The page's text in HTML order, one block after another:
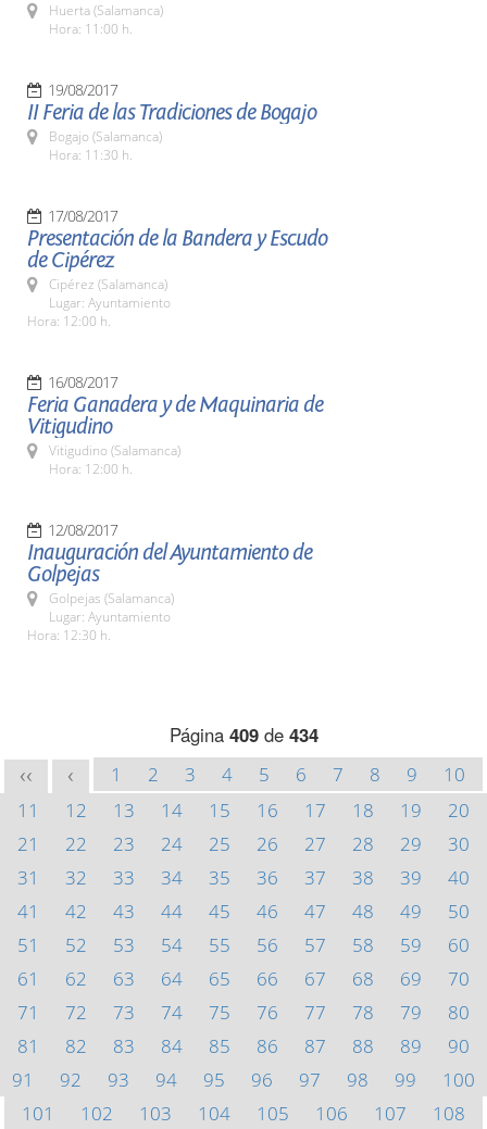
Huerta (Salamanca)
Hora: 11:00 h.
19/08/2017
II Feria de las Tradiciones de Bogajo
Bogajo (Salamanca)
Hora: 11:30 h.
17/08/2017
Presentación de la Bandera y Escudo
de Cipérez
Cipérez (Salamanca)
Lugar: Ayuntamiento
Hora: 12:00 h.
16/08/2017
Feria Ganadera y de Maquinaria de
Vitigudino
Vitigudino (Salamanca)
Hora: 12:00 h.
12/08/2017
Inauguración del Ayuntamiento de
Golpejas
Golpejas (Salamanca)
Lugar: Ayuntamiento
Hora: 12:30 h.
Página 409de 434
<< < 1 2 3 4 5 6 7 8 9
10
11
12 13 14 15 16 17 18 19
20
21
22 23 24 25 26 27 28 29
30
31
32 33 34 35 36 37 38 39
40
41
42 43 44 45 46 47 48 49
50
51
52 53 54 55 56 57 58 59
60
61
62 63 64 65 66 67 68 69
70
71
72 73 74 75 76 77 78 79
80
81
82 83 84 85 86 87 88 89
90
91
92 93 94 95 96 97 98 99
100
101
102 103 104 105 106 107
108